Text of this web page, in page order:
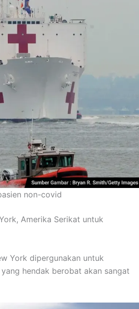
non-covid
Amerika Serikat untuk
York dipergunakan untuk
hendak berobat akan sangat